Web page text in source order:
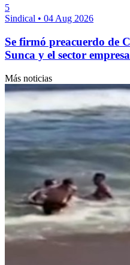
5
Sindical • 04 Aug 2026
Se firmó preacuerdo de
Sunca y el sector
Más noticias